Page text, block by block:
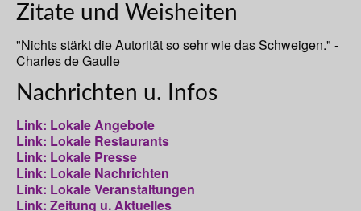
Zitate und Weisheiten
"Nichts stärkt die Autorität so sehr wie das Schweigen." -
Charles de Gaulle
Nachrichten u. Infos
Link: Lokale Angebote
Link: Lokale Restaurants
Link: Lokale Presse
Link: Lokale Nachrichten
Link: Lokale Veranstaltungen
Link: Zeitung u. Aktuelles